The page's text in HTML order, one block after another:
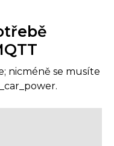
nicméně se musíte